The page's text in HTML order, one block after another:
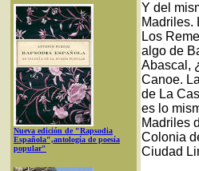
Nueva edición de "Rapsodia
Española",antología de poesía
popular"
Y del
Madriles.
Los
algo de
Abascal,
Canoe.
de La
es lo
Madriles
Colonia
Ciudad